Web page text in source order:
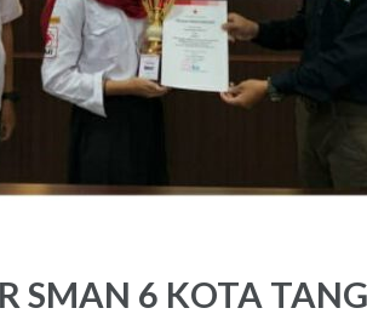
SMAN 6 KOTA